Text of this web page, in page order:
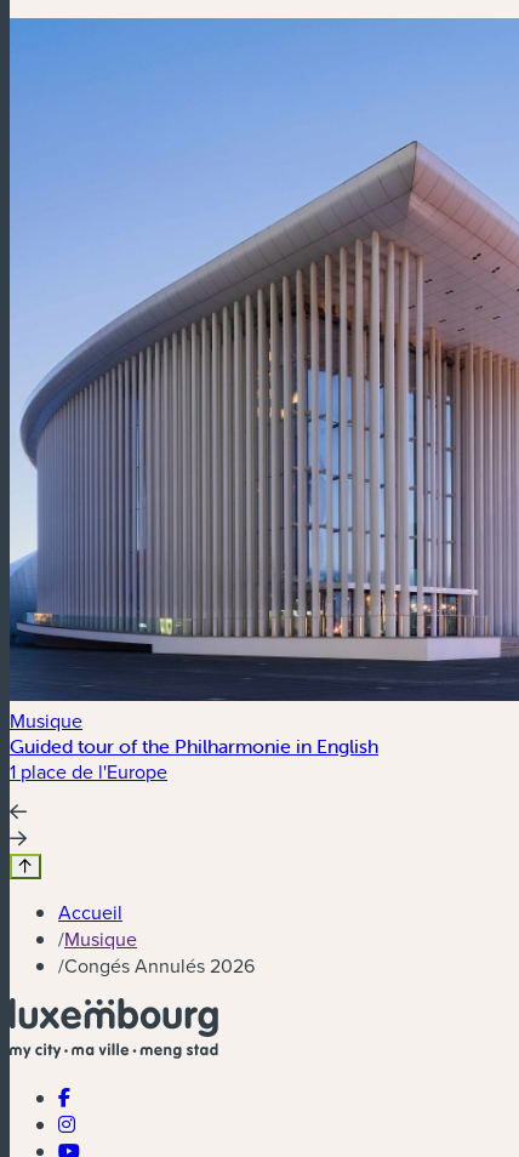
Musique
Guided tour of the Philharmonie in English
1 place de l'Europe
Accueil
/Musique
/Congés Annulés 2026